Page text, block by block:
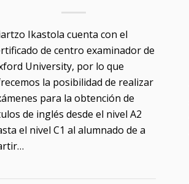
Ikastola cuenta con el
de centro examinador de
University, por lo que
la posibilidad de realizar
para la obtención de
de inglés desde el nivel A2
el nivel C1 al alumnado de a